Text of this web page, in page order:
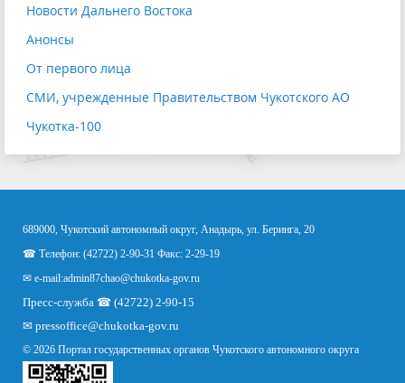
Новости Дальнего Востока
Анонсы
От первого лица
СМИ, учрежденные Правительством Чукотского АО
Чукотка-100
689000, Чукотский автономный округ, Анадырь, ул. Беринга, 20
☎ Телефон: (42722) 2-90-31 Факс: 2-29-19
✉ e-mail:admin87chao@chukotka-gov.ru
Пресс-служба ☎ (42722) 2-90-15
✉ pressoffice@chukotka-gov.ru
© 2026 Портал государственных органов Чукотского автономного округа